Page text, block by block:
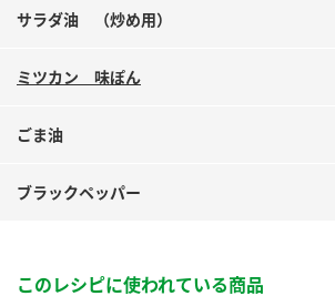
業務用サイト ミツカングループについて
サラダ油 （炒め用）
ミツカン 味ぽん
ごま油
ブラックペッパー
このレシピに使われている商品